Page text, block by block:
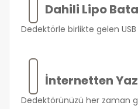
Dahili Lipo
Dedektörle birlikte gelen
İnternetten
Dedektörünüzü her zaman